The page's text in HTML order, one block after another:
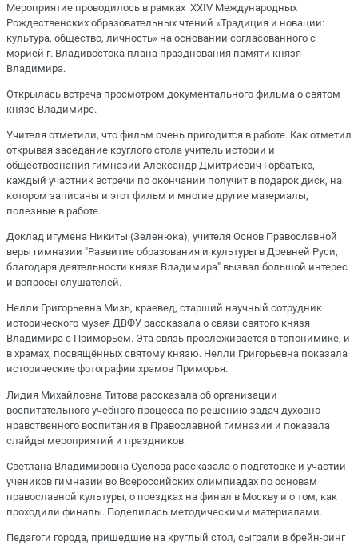
Мероприятие проводилось в рамках XXIV Международных
Рождественских образовательных чтений «Традиция и новации:
культура, общество, личность» на основании согласованного с
мэрией г. Владивостока плана празднования памяти князя
Владимира.
Открылась встреча просмотром документального фильма о святом
князе Владимире.
Учителя отметили, что фильм очень пригодится в работе. Как отметил
открывая заседание круглого стола учитель истории и
обществознания гимназии Александр Дмитриевич Горбатько,
каждый участник встречи по окончании получит в подарок диск, на
котором записаны и этот фильм и многие другие материалы,
полезные в работе.
Доклад игумена Никиты (Зеленюка), учителя Основ Православной
веры гимназии "Развитие образования и культуры в Древней Руси,
благодаря деятельности князя Владимира" вызвал большой интерес
и вопросы слушателей.
Нелли Григорьевна Мизь, краевед, старший научный сотрудник
исторического музея ДВФУ рассказала о связи святого князя
Владимира с Приморьем. Эта связь прослеживается в топонимике, и
в храмах, посвящённых святому князю. Нелли Григорьевна показала
исторические фотографии храмов Приморья.
Лидия Михайловна Титова рассказала об организации
воспитательного учебного процесса по решению задач духовно-
нравственного воспитания в Православной гимназии и показала
слайды мероприятий и праздников.
Светлана Владимировна Суслова рассказала о подготовке и участии
учеников гимназии во Всероссийских олимпиадах по основам
православной культуры, о поездках на финал в Москву и о том, как
проходили финалы. Поделилась методическими материалами.
Педагоги города, пришедшие на круглый стол, сыграли в брейн-ринг